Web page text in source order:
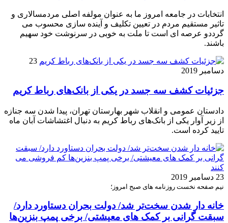
انتخابات در جامعه امروز ما به عنوان مولفه اصلی مردمسالاری و
تاثیر مستقیم مردم در تعیین تکلیف و آینده سازی محسوب می
گرددو عرصه ای است تا ملت به خوبی در سرنوشت خود سهیم
باشند.
23
دسامبر 2019
جزئیات کشف سه جسد در یکی از بانک‌های رباط کریم
دادستان عمومی و انقلاب شهر بهارستان تهران، پیدا شدن سه جنازه
از زیر آوار یکی از بانک‌های رباط کریم به دنبال اغتشاشات آبان ماه
تایید کرده است.
23 دسامبر 2019
نیم صفحه نخست روزنامه های صبح امروز؛
خانه دار شدن سخت‌تر شد/ دولت بحران‌ دستاورد دارد/
سبقت گرانی بر کمک های معیشتی/ برخی پمپ بنزین‌ها